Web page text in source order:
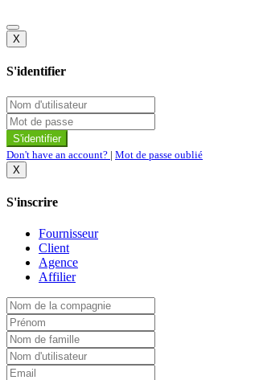
X
S'identifier
Don't have an account? | Mot de passe oublié
X
S'inscrire
Fournisseur
Client
Agence
Affilier